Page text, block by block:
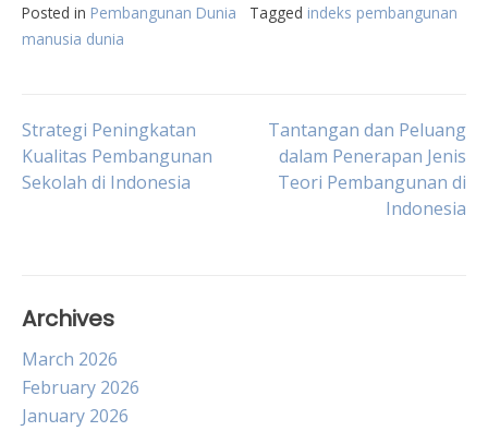
Posted in Pembangunan Dunia Tagged indeks pembangunan
manusia dunia
Post
navigation
Strategi Peningkatan
Kualitas Pembangunan
Sekolah di Indonesia
Tantangan dan Peluang
dalam Penerapan Jenis
Teori Pembangunan di
Indonesia
Archives
March 2026
February 2026
January 2026